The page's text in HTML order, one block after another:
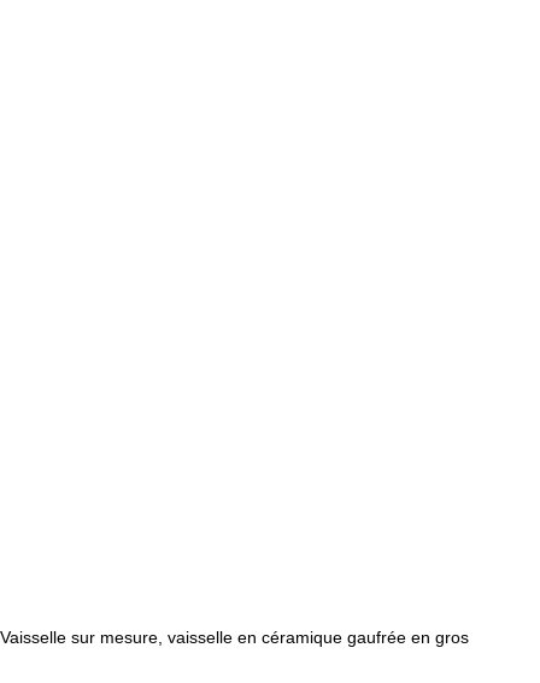
Vaisselle sur mesure, vaisselle en céramique gaufrée en gros